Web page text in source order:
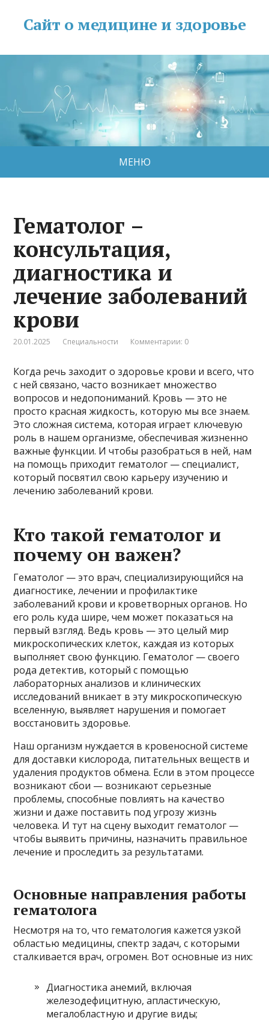
Сайт о медицине и здоровье
МЕНЮ
Гематолог –
консультация,
диагностика и
лечение заболеваний
крови
20.01.2025 Специальности Комментарии: 0
Когда речь заходит о здоровье крови и всего, что
с ней связано, часто возникает множество
вопросов и недопониманий. Кровь — это не
просто красная жидкость, которую мы все знаем.
Это сложная система, которая играет ключевую
роль в нашем организме, обеспечивая жизненно
важные функции. И чтобы разобраться в ней, нам
на помощь приходит гематолог — специалист,
который посвятил свою карьеру изучению и
лечению заболеваний крови.
Кто такой гематолог и
почему он важен?
Гематолог — это врач, специализирующийся на
диагностике, лечении и профилактике
заболеваний крови и кроветворных органов. Но
его роль куда шире, чем может показаться на
первый взгляд. Ведь кровь — это целый мир
микроскопических клеток, каждая из которых
выполняет свою функцию. Гематолог — своего
рода детектив, который с помощью
лабораторных анализов и клинических
исследований вникает в эту микроскопическую
вселенную, выявляет нарушения и помогает
восстановить здоровье.
Наш организм нуждается в кровеносной системе
для доставки кислорода, питательных веществ и
удаления продуктов обмена. Если в этом процессе
возникают сбои — возникают серьезные
проблемы, способные повлиять на качество
жизни и даже поставить под угрозу жизнь
человека. И тут на сцену выходит гематолог —
чтобы выявить причины, назначить правильное
лечение и проследить за результатами.
Основные направления работы
гематолога
Несмотря на то, что гематология кажется узкой
областью медицины, спектр задач, с которыми
сталкивается врач, огромен. Вот основные из них:
Диагностика анемий, включая
железодефицитную, апластическую,
мегалобластную и другие виды;